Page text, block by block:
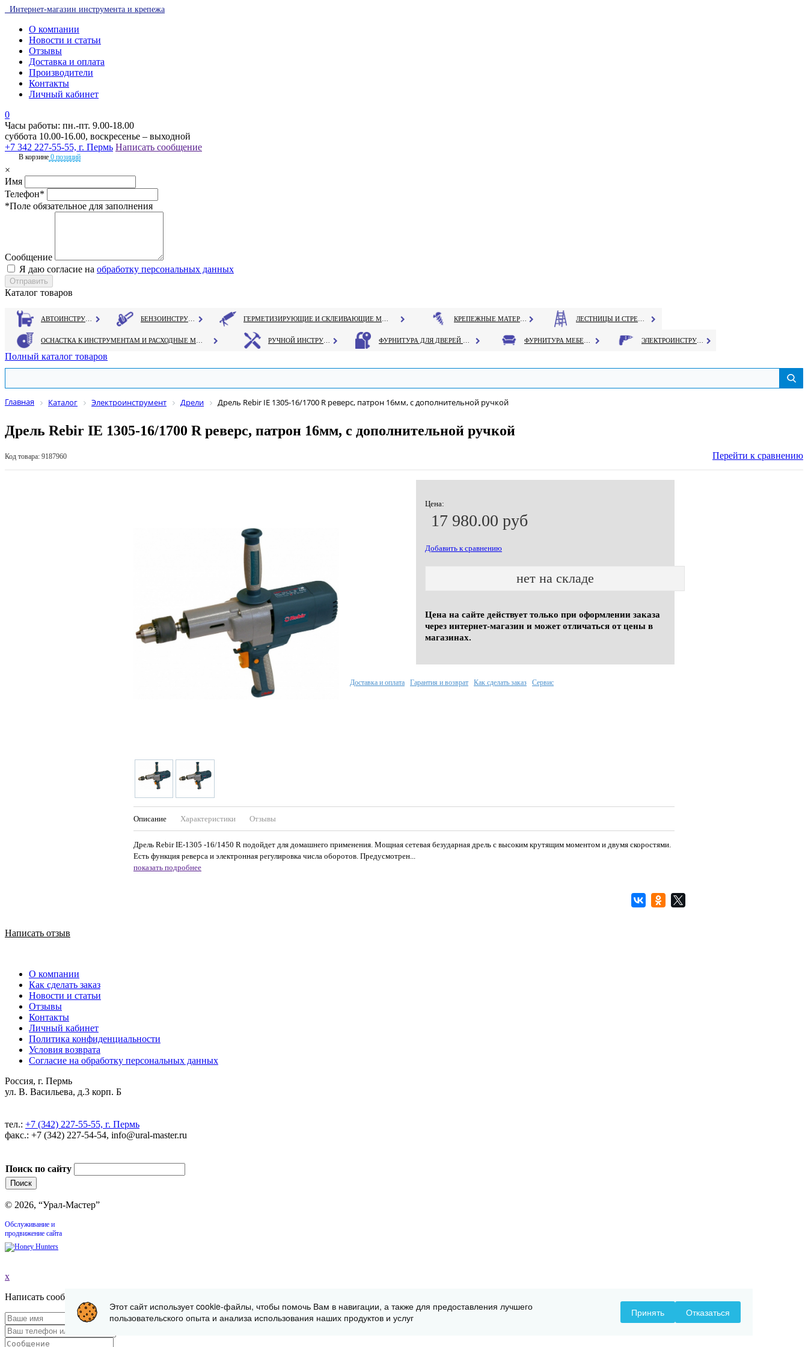
Интернет-магазин инструмента и крепежа
О компании
Новости и статьи
Отзывы
Доставка и оплата
Производители
Контакты
Личный кабинет
0
Часы работы: пн.-пт. 9.00-18.00
суббота 10.00-16.00, воскресенье – выходной
+7 342 227-55-55, г. Пермь Написать сообщение
В корзине 0 позиций
×
Имя
Телефон*
*Поле обязательное для заполнения
Сообщение
Я даю согласие на обработку персональных данных
Каталог товаров
Полный каталог товаров
Главная Каталог Электроинструмент Дрели Дрель Rebir IE 1305-16/1700 R реверс, патрон 16мм, с дополнительной ручкой
Дрель Rebir IE 1305-16/1700 R реверс, патрон 16мм, с дополнительной ручкой
Код товара: 9187960 Перейти к сравнению
Цена:
17 980.00 руб
Добавить к сравнению
нет на складе
Цена на сайте действует только при оформлении заказа
через интернет-магазин и может отличаться от цены в
магазинах.
Описание Характеристики Отзывы
Дрель Rebir IЕ-1305 -16/1450 R подойдет для домашнего применения. Мощная сетевая безударная дрель с высоким крутящим моментом и двумя скоростями.
Есть функция реверса и электронная регулировка числа оборотов. Предусмотрен...
показать подробнее
Доставка и оплата Гарантия и возврат Как сделать заказ Сервис
Написать отзыв
О компании
Как сделать заказ
Новости и статьи
Отзывы
Контакты
Личный кабинет
Политика конфиденциальности
Условия возврата
Согласие на обработку персональных данных
Россия, г. Пермь
ул. В. Васильева, д.3 корп. Б
тел.: +7 (342) 227-55-55, г. Пермь
факс.: +7 (342) 227-54-54, info@ural-master.ru
Поиск по сайту
© 2026, “Урал-Мастер”
Обслуживание и
продвижение сайта
x
Написать сообщение
Этот сайт использует cookie-файлы, чтобы помочь Вам в навигации, а также для предоставления лучшего
пользовательского опыта и анализа использования наших продуктов и услуг
Принять Отказаться